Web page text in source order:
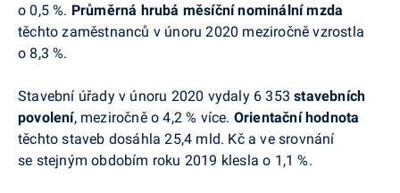
o 0,5 %. Průměrná hrubá měsíční nominální mzda
těchto zaměstnanců v únoru 2020 meziročně vzrostla
o 8,3 %.
Stavební úřady v únoru 2020 vydaly 6 353 stavebních
povolení, meziročně o 4,2 % více. Orientační hodnota
těchto staveb dosáhla 25,4 mld. Kč a ve srovnání
se stejným obdobím roku 2019 klesla o 1,1 %.